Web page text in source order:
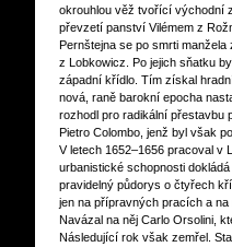
okrouhlou věž tvořící východní
převzetí panství Vilémem z
Pernštejna se po smrti
z Lobkowicz. Po jejich sňatku
západní křídlo. Tím získal
nová, raně barokní epocha
rozhodl pro radikální přestavbu
Pietro Colombo, jenž byl však
V letech 1652–1656 pracoval v
urbanistické schopnosti
pravidelný půdorys o čtyřech
jen na přípravných pracích a
Navázal na něj Carlo Orsolini,
Následující rok však zemřel.